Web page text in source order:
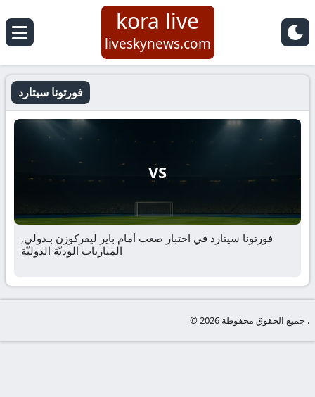
kora live
liveskynews.com
فورتونا سيتارد
VS
فورتونا سيتارد في اختبار صعب أمام باير ليفركوزن بـدولي,
المباريات الوديّة الدوليّة
© جميع الحقوق محفوظة 2026 .